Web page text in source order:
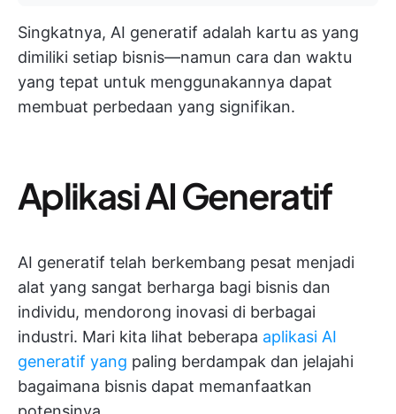
Singkatnya, AI generatif adalah kartu as yang
dimiliki setiap bisnis—namun cara dan waktu
yang tepat untuk menggunakannya dapat
membuat perbedaan yang signifikan.
Aplikasi AI Generatif
AI generatif telah berkembang pesat menjadi
alat yang sangat berharga bagi bisnis dan
individu, mendorong inovasi di berbagai
industri. Mari kita lihat beberapa aplikasi AI
generatif yang paling berdampak dan jelajahi
bagaimana bisnis dapat memanfaatkan